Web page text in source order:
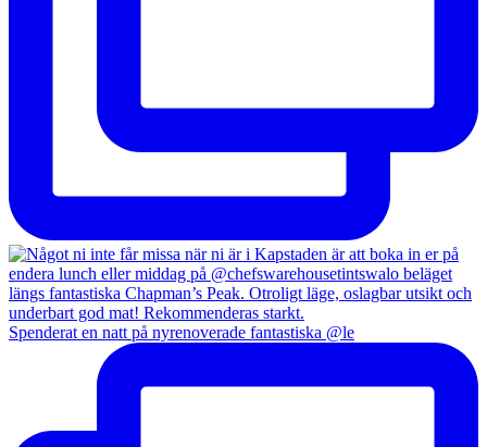
Spenderat en natt på nyrenoverade fantastiska @le